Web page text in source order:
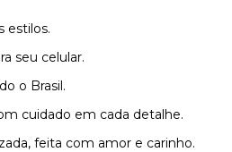
estilos.
seu celular.
o Brasil.
cuidado em cada detalhe.
feita com amor e carinho.